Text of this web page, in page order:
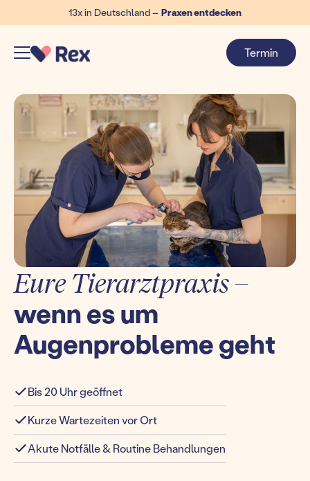
13x in Deutschland – Praxen entdecken
Termin
Eure Tierarztpraxis –
wenn es um
Augenprobleme geht
Bis 20 Uhr geöffnet
Kurze Wartezeiten vor Ort
Akute Notfälle & Routine Behandlungen